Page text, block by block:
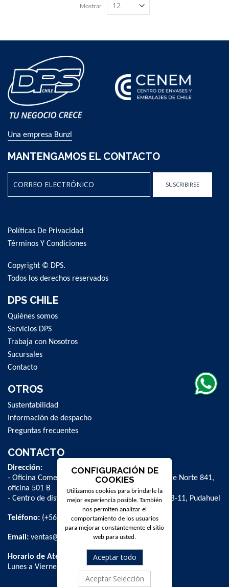
Mostrar
Una empresa Bunzl
MANTENGAMOS EL CONTACTO
Our
Newsletter:
SUSCRIBIRSE
Políticas De Privacidad
Términos Y Condiciones
Copyright © DPS.
Todos los derechos reservados
DPS CHILE
Quiénes somos
Servicios DPS
Trabaja con Nosotros
Sucursales
Contacto
OTROS
Sustentabilidad
Información de despacho
Preguntas frecuentes
CONTACTO
Dirección:
- Oficina Comercial y administrativa: Avenida Valle Norte 841,
oficina 501 B
- Centro de distribución: La Farfana 500, bodega B-11, Pudahuel
Teléfono: (+56 2) 2 584 8900
Email: ventas@dpschile.cl
Horario de Atención:
Lunes a Viernes / 09:00 a 16:00 hrs
CONFIGURACIÓN DE
COOKIES
Utilizamos cookies para brindarle la
mejor experiencia posible. También
nos permiten analizar el
comportamiento de los usuarios
para mejorar constantemente el sitio
web para usted.
Aceptar todo
Aceptar Selección